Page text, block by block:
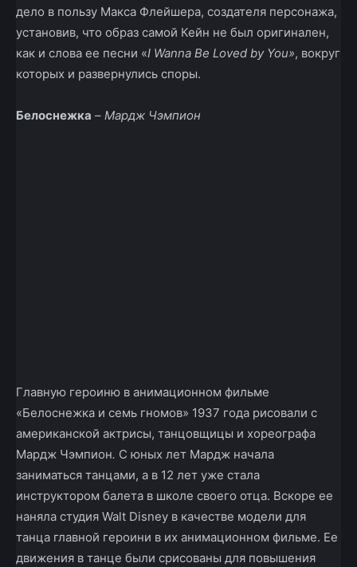
дело в пользу Макса Флейшера, создателя персонажа,
установив, что образ самой Кейн не был оригинален,
как и слова ее песни «I Wanna Be Loved by You», вокруг
которых и развернулись споры.
Белоснежка – Мардж Чэмпион
Главную героиню в анимационном фильме
«Белоснежка и семь гномов» 1937 года рисовали с
американской актрисы, танцовщицы и хореографа
Мардж Чэмпион. С юных лет Мардж начала
заниматься танцами, а в 12 лет уже стала
инструктором балета в школе своего отца. Вскоре ее
наняла студия Walt Disney в качестве модели для
танца главной героини в их анимационном фильме. Ее
движения в танце были срисованы для повышения